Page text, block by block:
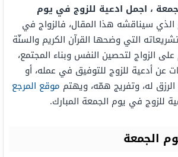
، اجمل ادعية للزوج في يوم
سيناقشه هذا المقال، فالزواج في
التي وضحها القرآن الكريم والسنّة
على الزواج لتحصين النفس وبناء المجتمع،
عن أدعية للزوج للتوفيق في عمله، أو
له، وتفريج همّه، ويهتم موقع المرجع
للزوج في يوم الجمعة المبارك.
الجمعة